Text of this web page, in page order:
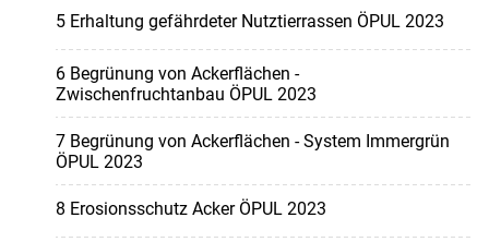
5 Erhaltung gefährdeter Nutztierrassen ÖPUL 2023
6 Begrünung von Ackerflächen -
Zwischenfruchtanbau ÖPUL 2023
7 Begrünung von Ackerflächen - System Immergrün
ÖPUL 2023
8 Erosionsschutz Acker ÖPUL 2023